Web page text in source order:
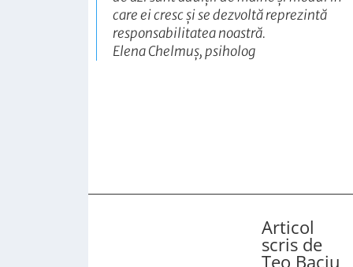
care ei cresc și se dezvoltă reprezintă
responsabilitatea noastră.
Elena Chelmuș, psiholog
Articol
scris de
Teo Baciu